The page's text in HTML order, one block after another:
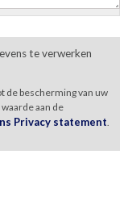
te verwerken
de bescherming van uw
aan de
Privacy statement.